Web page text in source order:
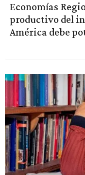
Economías
productivo del
América debe